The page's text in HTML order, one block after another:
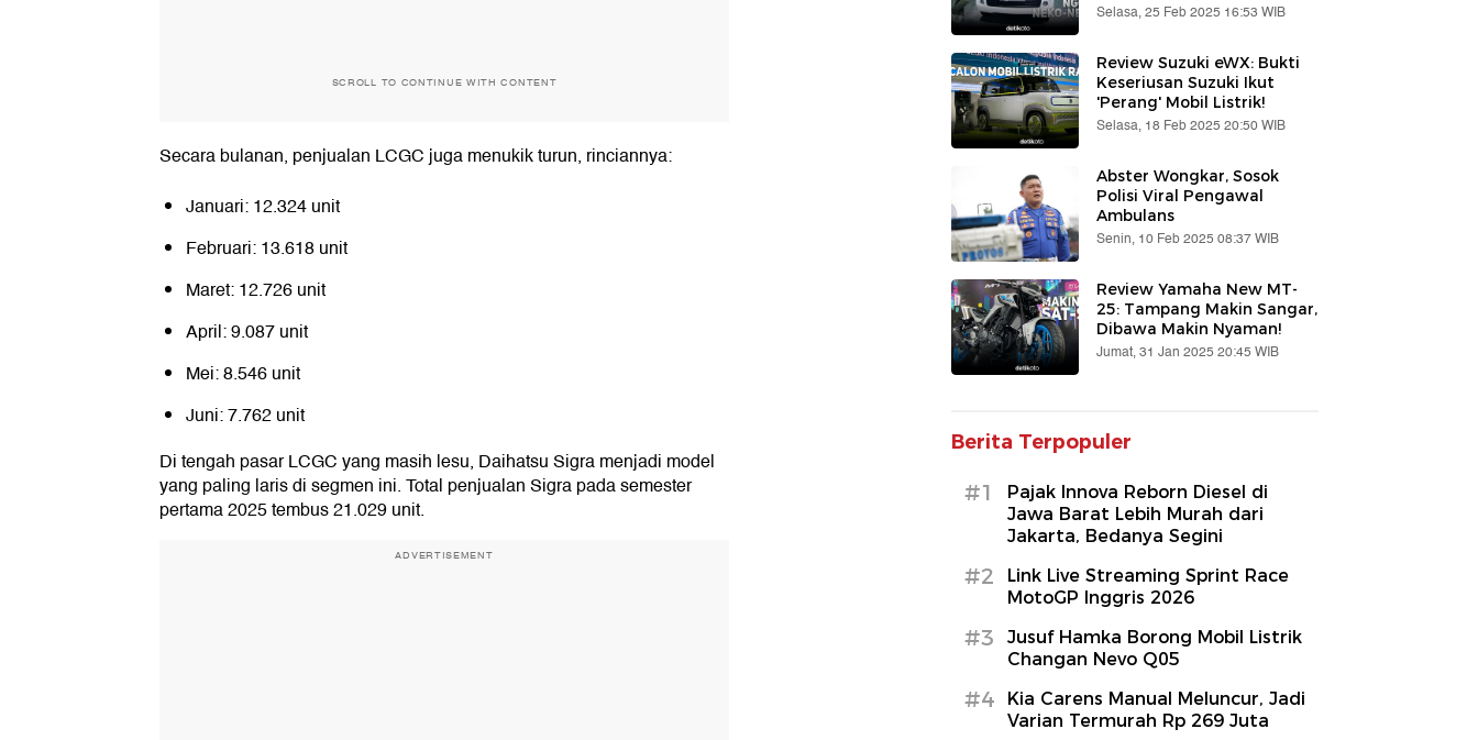
SCROLL TO CONTINUE WITH CONTENT
Secara bulanan, penjualan LCGC juga menukik turun, rinciannya:
Januari: 12.324 unit
Februari: 13.618 unit
Maret: 12.726 unit
April: 9.087 unit
Mei: 8.546 unit
Juni: 7.762 unit
Di tengah pasar LCGC yang masih lesu, Daihatsu Sigra menjadi model
yang paling laris di segmen ini. Total penjualan Sigra pada semester
pertama 2025 tembus 21.029 unit.
ADVERTISEMENT
Selasa, 25 Feb 2025 16:53 WIB
Review Suzuki eWX: Bukti
Keseriusan Suzuki Ikut
'Perang' Mobil Listrik!
Selasa, 18 Feb 2025 20:50 WIB
Abster Wongkar, Sosok
Polisi Viral Pengawal
Ambulans
Senin, 10 Feb 2025 08:37 WIB
Review Yamaha New MT-
25: Tampang Makin Sangar,
Dibawa Makin Nyaman!
Jumat, 31 Jan 2025 20:45 WIB
Berita Terpopuler
#1
Pajak Innova Reborn Diesel di
Jawa Barat Lebih Murah dari
Jakarta, Bedanya Segini
#2
Link Live Streaming Sprint Race
MotoGP Inggris 2026
#3
Jusuf Hamka Borong Mobil Listrik
Changan Nevo Q05
#4
Kia Carens Manual Meluncur, Jadi
Varian Termurah Rp 269 Juta